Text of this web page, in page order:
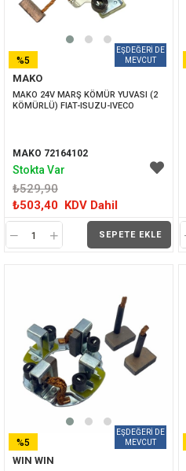
MAKO
MAKO 24V MARŞ KÖMÜR YUVASI (2
KÖMÜRLÜ) FIAT-ISUZU-IVECO
MAKO 72164102
₺529,90
₺503,40 KDV Dahil
SEPETE EKLE
%5
İNDIRIM
Stokta Var
WIN WIN
%5
İNDIRIM